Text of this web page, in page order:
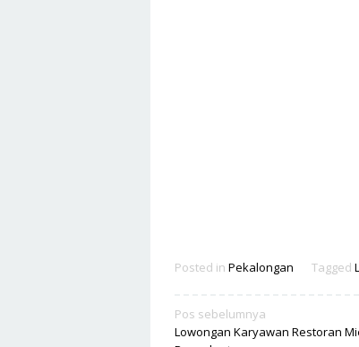
Posted in Pekalongan Tagged
Navigasi
pos
Pos sebelumnya
Lowongan Karyawan Restoran